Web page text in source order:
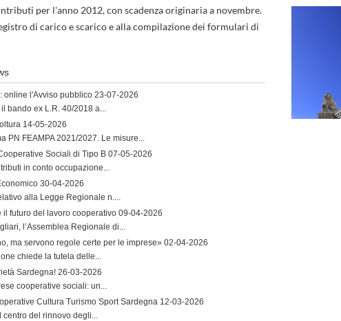
per l'anno 2012, con scadenza originaria a novembre.
di carico e scarico e alla compilazione dei formulari di
online l'Avviso pubblico 23-07-2026
ex L.R. 40/2018 a...
14-05-2026
FEAMPA 2021/2027. Le misure...
Sociali di Tipo B 07-05-2026
in conto occupazione...
30-04-2026
alla Legge Regionale n....
il futuro del lavoro cooperativo 09-04-2026
l’Assemblea Regionale di...
ma servono regole certe per le imprese» 02-04-2026
chiede la tutela delle...
Sardegna! 26-03-2026
cooperative sociali: un...
Cultura Turismo Sport Sardegna 12-03-2026
del rinnovo degli...